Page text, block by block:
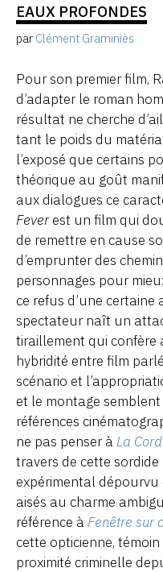
EAUX PROFONDES
par Clément Graminiès
Pour son premier film,
d’adapter le roman
résultat ne cherche
tant le poids du
l’exposé que certains
théorique au goût
aux dialogues ce
Feverest un film qui
de remettre en cause
d’emprunter des
personnages pour
ce refus d’une certaine
spectateur naît un
tiraillement qui
hybridité entre film
scénario et
et le montage
références
ne pas penser à La
travers de cette
expérimental
aisés au charme
référence à Fenêtre sur
cette opticienne,
proximité criminelle